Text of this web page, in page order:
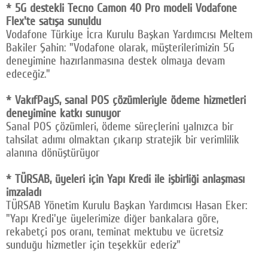
* 5G destekli Tecno Camon 40 Pro modeli Vodafone
Flex'te satışa sunuldu
Vodafone Türkiye İcra Kurulu Başkan Yardımcısı Meltem
Bakiler Şahin: "Vodafone olarak, müşterilerimizin 5G
deneyimine hazırlanmasına destek olmaya devam
edeceğiz."
* VakıfPayS, sanal POS çözümleriyle ödeme hizmetleri
deneyimine katkı sunuyor
Sanal POS çözümleri, ödeme süreçlerini yalnızca bir
tahsilat adımı olmaktan çıkarıp stratejik bir verimlilik
alanına dönüştürüyor
* TÜRSAB, üyeleri için Yapı Kredi ile işbirliği anlaşması
imzaladı
TÜRSAB Yönetim Kurulu Başkan Yardımcısı Hasan Eker:
"Yapı Kredi'ye üyelerimize diğer bankalara göre,
rekabetçi pos oranı, teminat mektubu ve ücretsiz
sunduğu hizmetler için teşekkür ederiz"